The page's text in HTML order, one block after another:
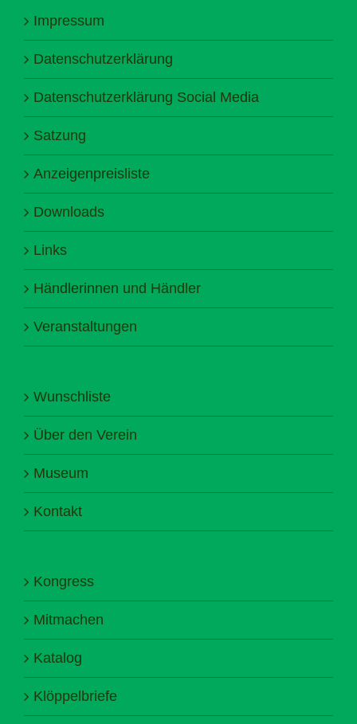
Impressum
Datenschutzerklärung
Datenschutzerklärung Social Media
Satzung
Anzeigenpreisliste
Downloads
Links
Händlerinnen und Händler
Veranstaltungen
Wunschliste
Über den Verein
Museum
Kontakt
Kongress
Mitmachen
Katalog
Klöppelbriefe